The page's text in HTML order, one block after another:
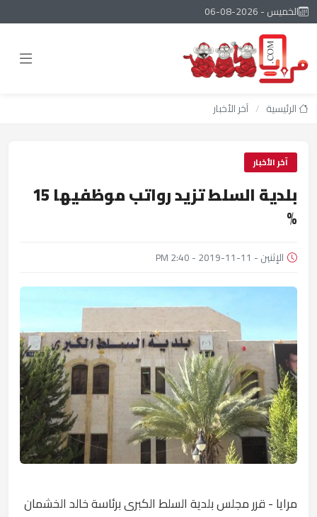
الخميس - 2026-08-06
الرئيسية / آخر الأخبار
آخر الأخبار
بلدية السلط تزيد رواتب موظفيها 15
%
الإثنين - 11-11-2019 - 2:40 PM
مرايا - قرر مجلس بلدية السلط الكبرى برئاسة خالد الخشمان